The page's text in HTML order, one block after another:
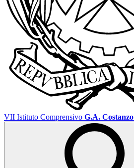
VII Istituto Comprensivo G.A. Costanzo